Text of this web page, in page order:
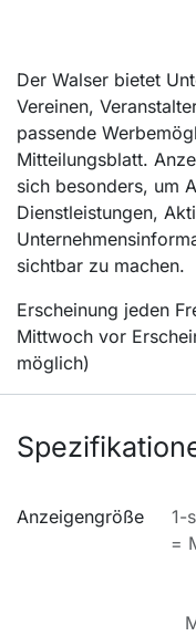
Der Walser bietet
Vereinen,
passende
Mitteilungsblatt.
sich besonders, um
Dienstleistungen,
sichtbar zu machen.
Erscheinung jeden
Mittwoch vor
möglich)
Anzeigengröße
1-
=